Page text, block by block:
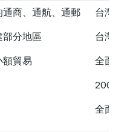
商、通航、通郵 台灣本
部分地區 台灣本
額貿易 全面商
2008
全面開